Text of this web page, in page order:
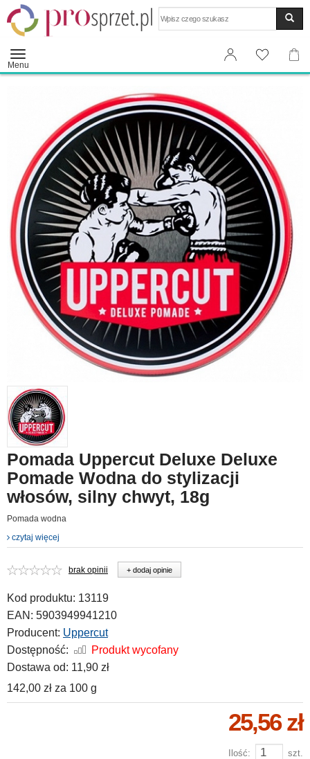
Menu
Pomada Uppercut Deluxe Deluxe
Pomade Wodna do stylizacji
włosów, silny chwyt, 18g
Pomada wodna
czytaj więcej
brak opinii + dodaj opinie
Kod produktu: 13119
EAN: 5903949941210
Producent: Uppercut
Dostępność:
Produkt wycofany
Dostawa od: 11,90 zł
142,00 zł za 100 g
25,56 zł
Ilość: szt.